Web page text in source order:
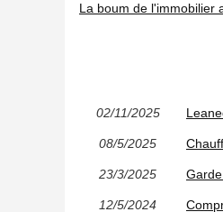
La boum de l'immobilier
02/11/2025
08/5/2025
23/3/2025
12/5/2024